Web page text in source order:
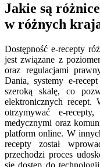
Jakie są
w różnych
Dostępność e-recepty
jest związane z
oraz regulacjami
Dania, systemy e-
szeroką skalę, co
elektronicznych
otrzymywać e-
medycznymi oraz
platform online. W
recepty został
przechodzi proces
się dostęp do